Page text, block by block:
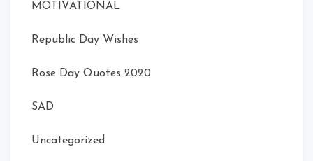
MOTIVATIONAL
Republic Day Wishes
Rose Day Quotes 2020
SAD
Uncategorized